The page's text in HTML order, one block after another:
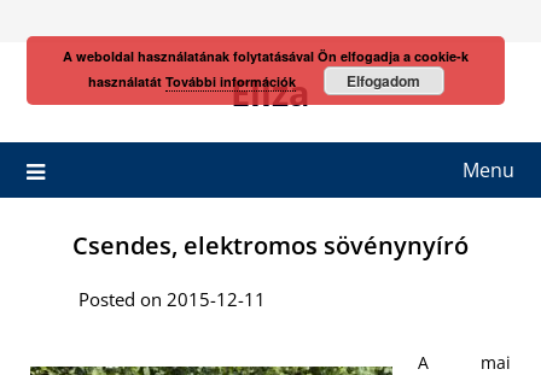
Eliza
Menu
Csendes, elektromos sövénynyíró
Posted on 2015-12-11
A mai
A weboldal használatának folytatásával Ön elfogadja a cookie-k
használatát További információk Elfogadom